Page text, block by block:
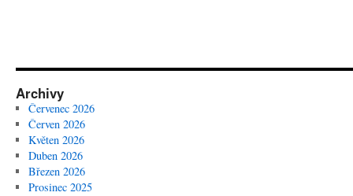
Archivy
Červenec 2026
Červen 2026
Květen 2026
Duben 2026
Březen 2026
Prosinec 2025